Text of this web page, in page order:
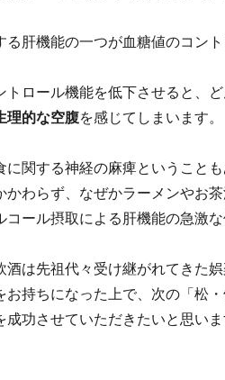
る肝機能の一つが血糖値のコント
トロール機能を低下させると、
理的な空腹を感じてしまいます。
に関する神経の麻痺ということ
かわらず、なぜかラーメンやお
コール摂取による肝機能の急激な
酒は先祖代々受け継がれてきた
お持ちになった上で、次の「松
功させていただきたいと思いま